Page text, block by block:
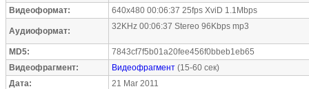
Видеоформат:
640x480 00:06:37 25fps XviD 1.1Mbps
Аудиоформат: 32KHz 00:06:37 Stereo 96Kbps mp3
MD5:
7843cf7f5b01a20fee456f0bbeb1eb65
Видеофрагмент:
Видеофрагмент (15-60 сек)
Дата:
21 Mar 2011